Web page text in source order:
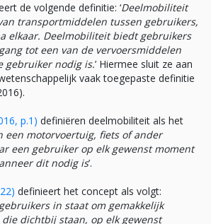
de volgende definitie: ‘Deelmobiliteit
transportmiddelen tussen gebruikers,
elkaar. Deelmobiliteit biedt gebruikers
tot een van de vervoersmiddelen
gebruiker nodig is.’ Hiermee sluit ze aan
vaak toegepaste definitie
p.1) definiëren deelmobiliteit als het
een motorvoertuig, fiets of ander
een gebruiker op elk gewenst moment
dit nodig is’.
definieert het concept als volgt:
in staat om gemakkelijk
dichtbij staan, op elk gewenst